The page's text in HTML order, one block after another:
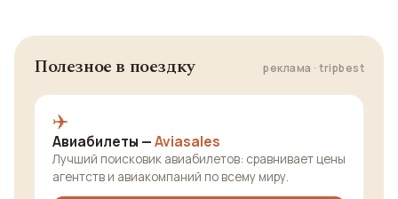
Полезное в поездку реклама · tripbest
✈️
Авиабилеты —Aviasales
Лучший поисковик авиабилетов: сравнивает цены
агентств и авиакомпаний по всему миру.